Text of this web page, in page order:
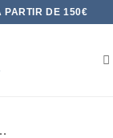
PARTIR DE 150€